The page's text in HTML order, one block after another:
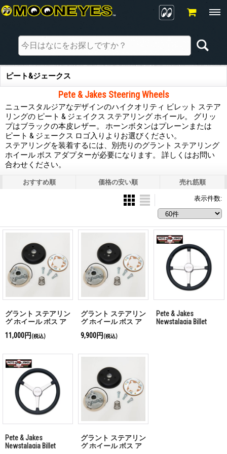
ピート&ジェークス
Pete & Jakes Steering Wheels
ニュースタルジアなデザインのハイクオリティ ビレット ステア
リングの ピート & ジェイクス ステアリング ホイール。 グリッ
プはブラックの本皮レザー。 ホーンボタンはプレーンまたは
ピート & ジェークス ロゴ入りよりお選びください。
ステアリングを装着するには、別売りのグラント ステアリング
ホイール ボス アダプターが必要になります。 詳しくはお問い
合わせください。
おすすめ順 価格の安い順 売れ筋順
表示件数:
グラント ステアリン
グ ホイール ボス ア
91 Ford Pick-up 専用
11,000円 (税込)
グラント ステアリン
グ ホイール ボス ア
GB4000番代
9,900円 (税込)
Pete & Jakes
Newstalagia Billet
Pete & Jakes
Newstalagia Billet
グラント ステアリン
グ ホイール ボス ア